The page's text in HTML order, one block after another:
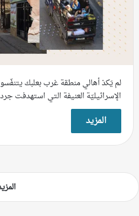
لم يَكدْ أهالي منطقة غرب بعلبك
الإسرائيليّة العنيفة التي استهدفت
المزيد